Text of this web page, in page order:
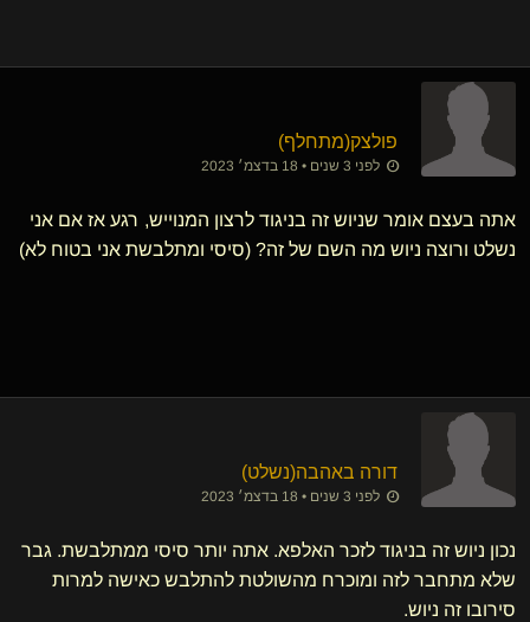
פולצק​(מתחלף)
לפני 3 שנים • 18 בדצמ׳ 2023
אתה בעצם אומר שניוש זה בניגוד לרצון המנוייש, רגע אז אם אני
נשלט ורוצה ניוש מה השם של זה? (סיסי ומתלבשת אני בטוח לא)
דורה באהבה​(נשלט)
לפני 3 שנים • 18 בדצמ׳ 2023
נכון ניוש זה בניגוד לזכר האלפא. אתה יותר סיסי ממתלבשת. גבר
שלא מתחבר לזה ומוכרח מהשולטת להתלבש כאישה למרות
סירובו זה ניוש.